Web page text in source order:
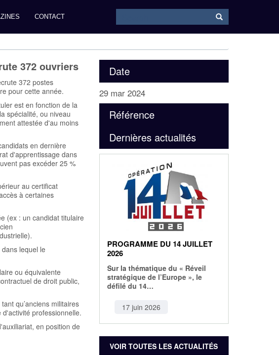
CONTACT Search
372 ouvriers
372 postes
pour cette année.
est en fonction de la
spécialité, ou niveau
attestée d'au moins
en dernière
d'apprentissage dans
pas excéder 25 %
au certificat
à certaines
(ex : un candidat titulaire
lequel le
ou équivalente
de droit public,
qu’anciens militaires
professionnelle.
en position de
Date
29 mar 2024
Référence
Dernières actualités
PROGRAMME DU 14 JUILLET
2026
Sur la thématique du « Réveil
stratégique de l’Europe », le
défilé du 14…
17 juin 2026
VOIR TOUTES LES ACTUALITÉS